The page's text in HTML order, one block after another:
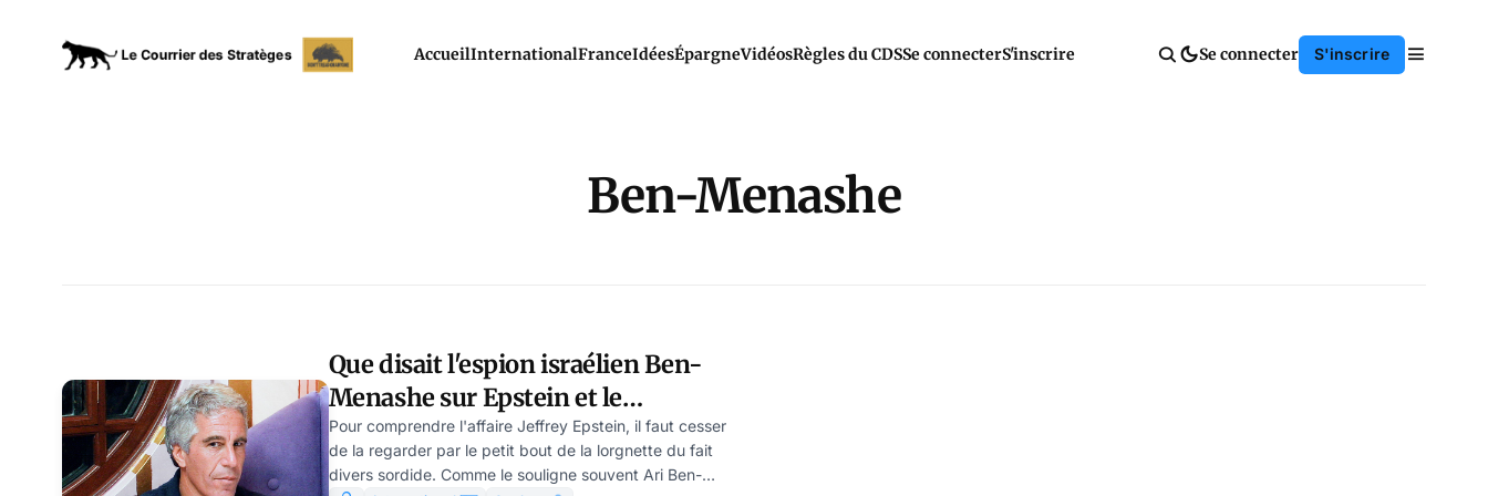
AccueilInternationalFranceIdéesÉpargneVidéosRègles du CDSSe connecterS'inscrire Se connecter S'inscrire
Ben-Menashe
Que disait l'espion israélien Ben-
Menashe sur Epstein et le
MOSSAD
Pour comprendre l'affaire Jeffrey Epstein, il faut cesser
de la regarder par le petit bout de la lorgnette du fait
divers sordide. Comme le souligne souvent Ari Ben-